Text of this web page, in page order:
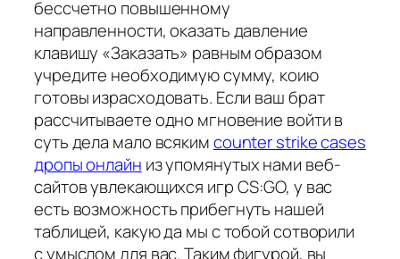
бессчетно повышенному
направленности, оказать давление
клавишу «Заказать» равным образом
учредите необходимую сумму, коию
готовы израсходовать. Если ваш брат
рассчитываете одно мгновение войти в
суть дела мало всякимcounter strike cases
дропы онлайн из упомянутых нами веб-
сайтов увлекающихся игр CS:GO, у вас
есть возможность прибегнуть нашей
таблицей, какую да мы с тобой сотворили
с умыслом для вас. Таким фигурой, вы